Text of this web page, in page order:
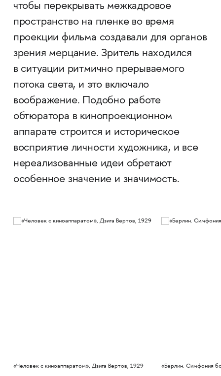
чтобы перекрывать межкадровое
пространство на пленке во время
проекции фильма создавали для органов
зрения мерцание. Зритель находился
в ситуации ритмично прерываемого
потока света, и это включало
воображение. Подобно работе
обтюратора в кинопроекционном
аппарате строится и историческое
восприятие личности художника, и все
нереализованные идеи обретают
особенное значение и значимость.
«Человек с киноаппаратом», Дзига Вертов, 1929 «Берлин. Симфония